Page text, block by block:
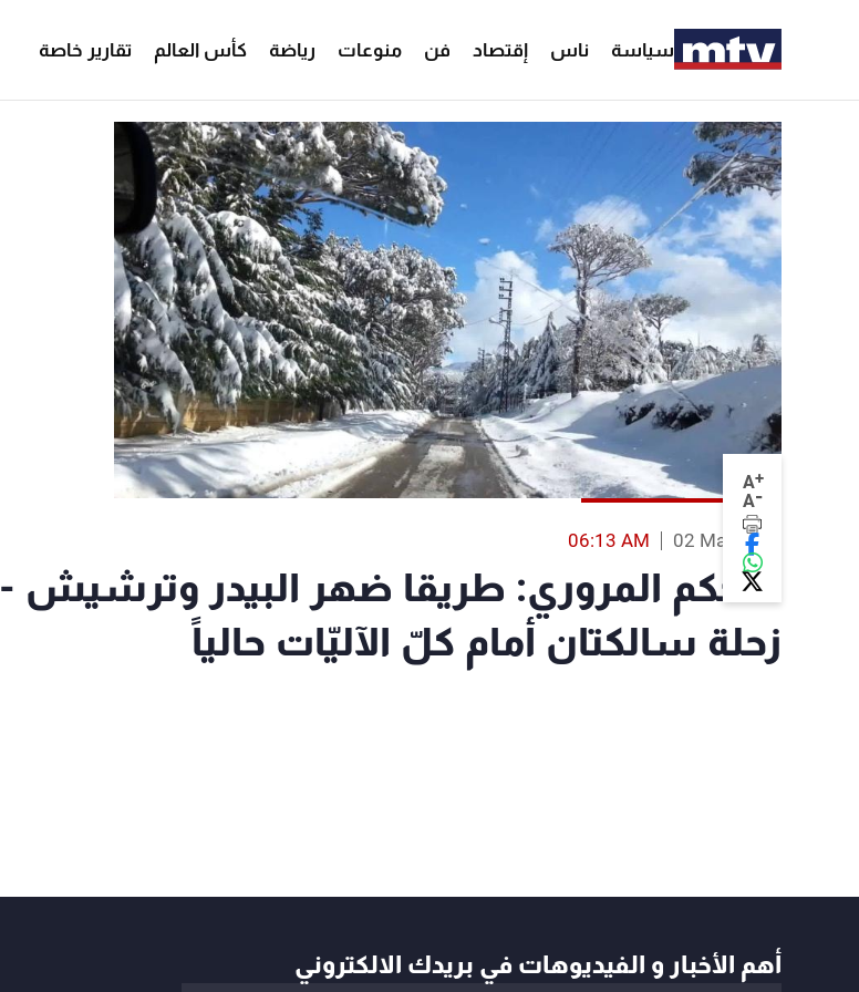
سياسة ناس إقتصاد فن منوعات رياضة كأس العالم تقارير خاصة
A+
A-
02 Mar 2019
06:13 AM
التحكم المروري: طريقا ضهر البيدر وترشيش -
زحلة سالكتان أمام كلّ الآليّات حالياً
أهم الأخبار و الفيديوهات في بريدك الالكتروني